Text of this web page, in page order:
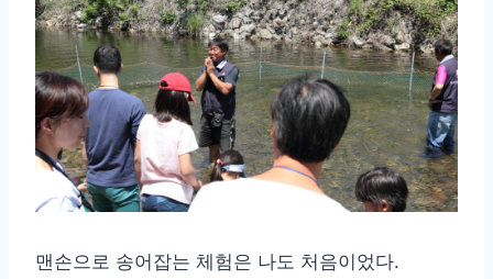
맨손으로 송어잡는 체험은 나도 처음이었다.